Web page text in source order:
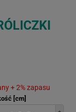
+ 2% zapasu
[cm]